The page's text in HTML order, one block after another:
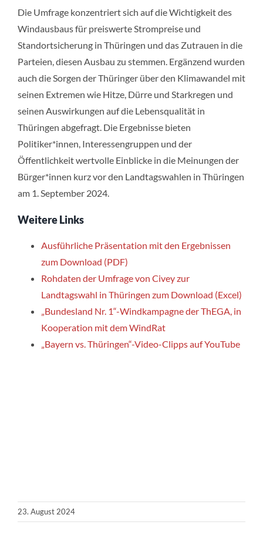
Die Umfrage konzentriert sich auf die Wichtigkeit des
Windausbaus für preiswerte Strompreise und
Standortsicherung in Thüringen und das Zutrauen in die
Parteien, diesen Ausbau zu stemmen. Ergänzend wurden
auch die Sorgen der Thüringer über den Klimawandel mit
seinen Extremen wie Hitze, Dürre und Starkregen und
seinen Auswirkungen auf die Lebensqualität in
Thüringen abgefragt. Die Ergebnisse bieten
Politiker*innen, Interessengruppen und der
Öffentlichkeit wertvolle Einblicke in die Meinungen der
Bürger*innen kurz vor den Landtagswahlen in Thüringen
am 1. September 2024.
Weitere Links
Ausführliche Präsentation mit den Ergebnissen
zum Download (PDF)
Rohdaten der Umfrage von Civey zur
Landtagswahl in Thüringen zum Download (Excel)
„Bundesland Nr. 1“-Windkampagne der ThEGA, in
Kooperation mit dem WindRat
„Bayern vs. Thüringen“-Video-Clipps auf YouTube
23. August 2024